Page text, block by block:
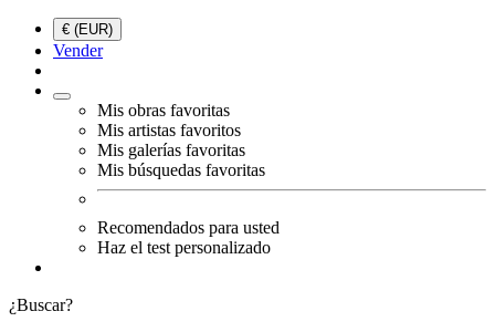
€ (EUR)
Vender
Mis obras favoritas
Mis artistas favoritos
Mis galerías favoritas
Mis búsquedas favoritas
Recomendados para usted
Haz el test personalizado
¿Buscar?